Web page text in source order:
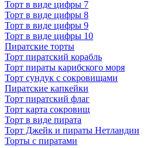
Торт в виде цифры 7
Торт в виде цифры 8
Торт в виде цифры 9
Торт в виде цифры 10
Пиратские торты
Торт пиратский корабль
Торт пираты карибского моря
Торт сундук с сокровищами
Пиратские капкейки
Торт пиратский флаг
Торт карта сокровищ
Торт в виде пирата
Торт Джейк и пираты Нетландии
Торты с пиратами